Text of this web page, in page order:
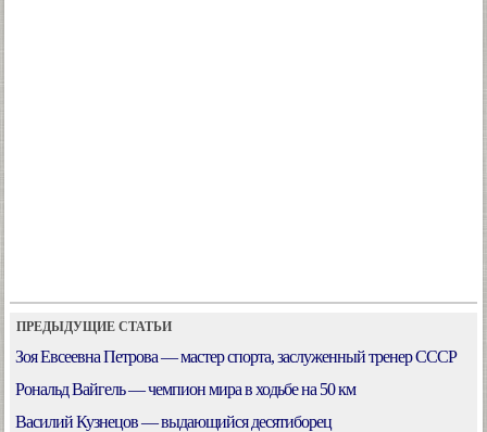
ПРЕДЫДУЩИЕ СТАТЬИ
Зоя Евсеевна Петрова — мастер спорта, заслуженный тренер СССР
Рональд Вайгель — чемпион мира в ходьбе на 50 км
Василий Кузнецов — выдающийся десятиборец